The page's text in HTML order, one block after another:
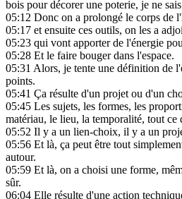
bois pour décorer une poterie, je ne
05:12 Donc on a prolongé le corps de
05:17 et ensuite ces outils, on les a
05:23 qui vont apporter de l'énergie
05:28 Et le faire bouger dans l'espace.
05:31 Alors, je tente une définition de
points.
05:41 Ça résulte d'un projet ou d'un
05:45 Les sujets, les formes, les
matériau, le lieu, la temporalité, tout ce
05:52 Il y a un lien-choix, il y a un
05:56 Et là, ça peut être tout
autour.
05:59 Et là, on a choisi une forme,
sûr.
06:04 Elle résulte d'une action